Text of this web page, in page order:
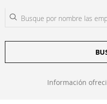
Información